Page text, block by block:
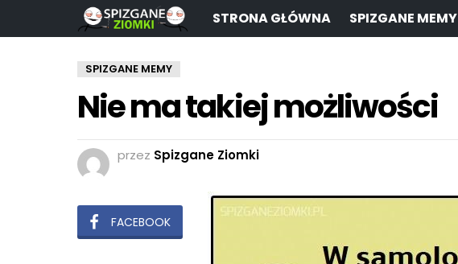
STRONA GŁÓWNA SPIZGANE MEMY
SPIZGANE MEMY
Nie ma takiej możliwości
przez Spizgane Ziomki
FACEBOOK